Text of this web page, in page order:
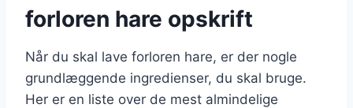
forloren hare opskrift
Når du skal lave forloren hare, er der nogle
grundlæggende ingredienser, du skal bruge.
Her er en liste over de mest almindelige